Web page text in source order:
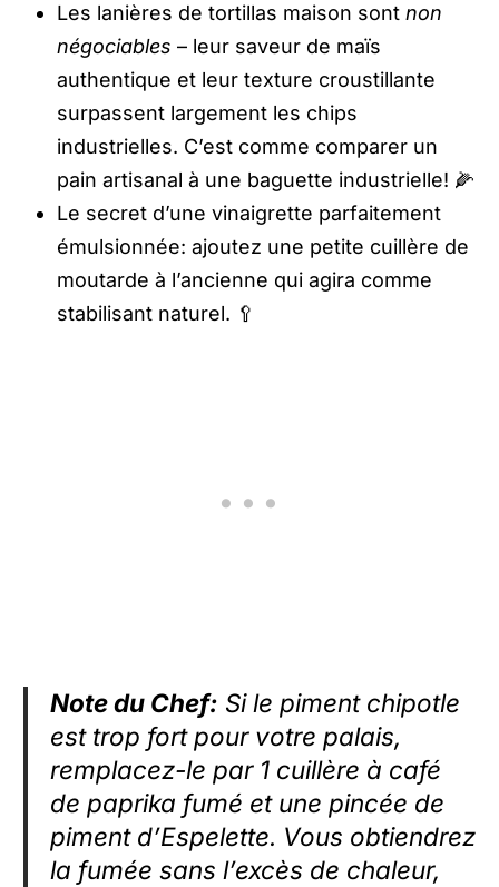
Les lanières de tortillas maison sont non
négociables – leur saveur de maïs
authentique et leur texture croustillante
surpassent largement les chips
industrielles. C’est comme comparer un
pain artisanal à une baguette industrielle! 🌽
Le secret d’une vinaigrette parfaitement
émulsionnée: ajoutez une petite cuillère de
moutarde à l’ancienne qui agira comme
stabilisant naturel. 🥄
Note du Chef: Si le piment chipotle
est trop fort pour votre palais,
remplacez-le par 1 cuillère à café
de paprika fumé et une pincée de
piment d’Espelette. Vous obtiendrez
la fumée sans l’excès de chaleur,